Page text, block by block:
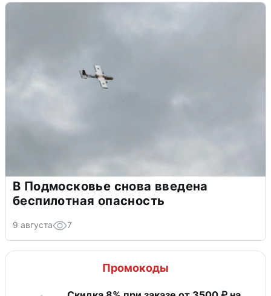
В Подмосковье снова введена
беспилотная опасность
9 августа 7
Промокоды